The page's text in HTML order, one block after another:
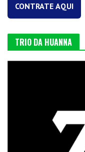
CONTRATE AQUI
TRIO DA HUANNA